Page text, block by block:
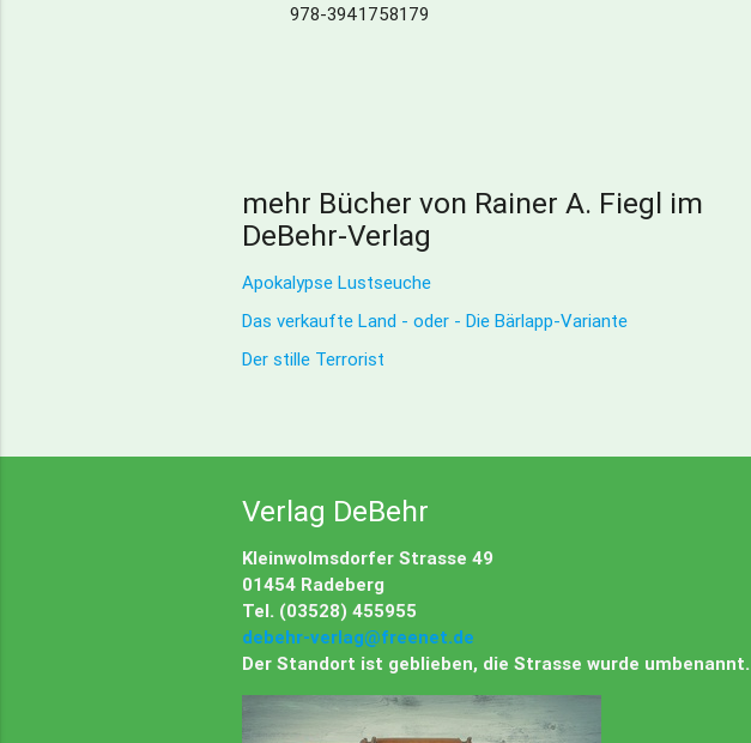
978-3941758179
mehr Bücher von Rainer A. Fiegl im
DeBehr-Verlag
Apokalypse Lustseuche
Das verkaufte Land - oder - Die Bärlapp-Variante
Der stille Terrorist
Verlag DeBehr
Kleinwolmsdorfer Strasse 49
01454 Radeberg
Tel. (03528) 455955
debehr-verlag@freenet.de
Der Standort ist geblieben, die Strasse wurde umbenannt.